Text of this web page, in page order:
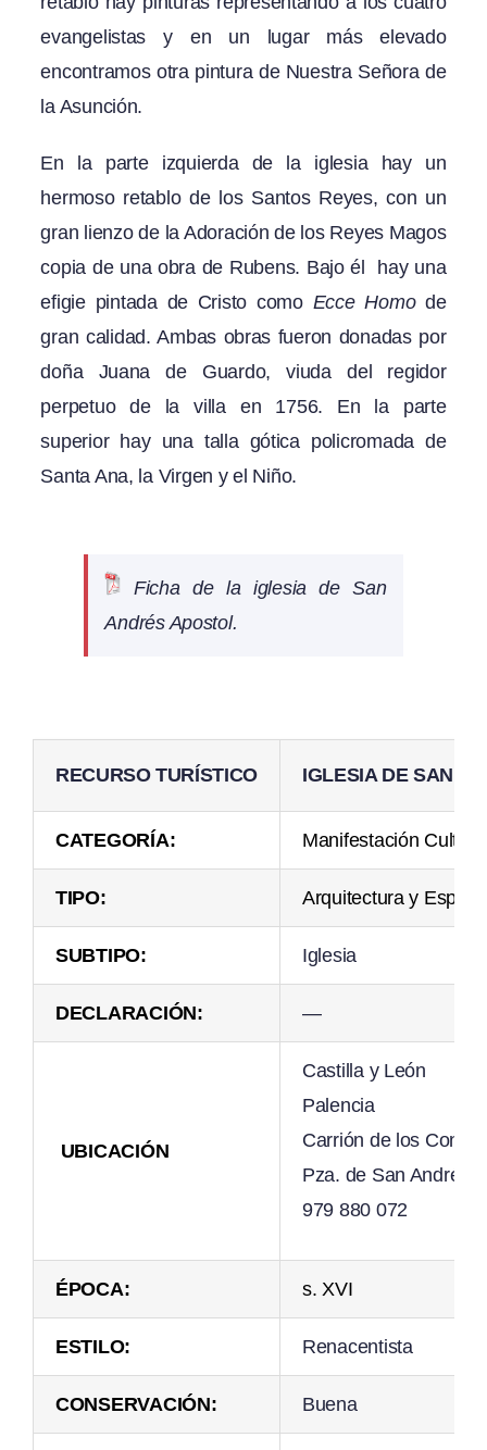
evangelistas y en un lugar más elevado
encontramos otra pintura de Nuestra Señora de
la Asunción.
En la parte izquierda de la iglesia hay un
hermoso retablo de los Santos Reyes, con un
gran lienzo de la Adoración de los Reyes Magos
copia de una obra de Rubens. Bajo él hay una
efigie pintada de Cristo como Ecce Homode
gran calidad. Ambas obras fueron donadas por
doña Juana de Guardo, viuda del regidor
perpetuo de la villa en 1756. En la parte
superior hay una talla gótica policromada de
Santa Ana, la Virgen y el Niño.
Ficha de la iglesia de San
Andrés Apostol.
RECURSO TURÍSTICO IGLESIA DE SAN
CATEGORÍA: Manifestación
TIPO: Arquitectura y
SUBTIPO: Iglesia
DECLARACIÓN: —
UBICACIÓN
Castilla y León
Palencia
Carrión de los
Pza. de San Andrés,
979 880 072
ÉPOCA: s. XVI
ESTILO: Renacentista
CONSERVACIÓN: Buena